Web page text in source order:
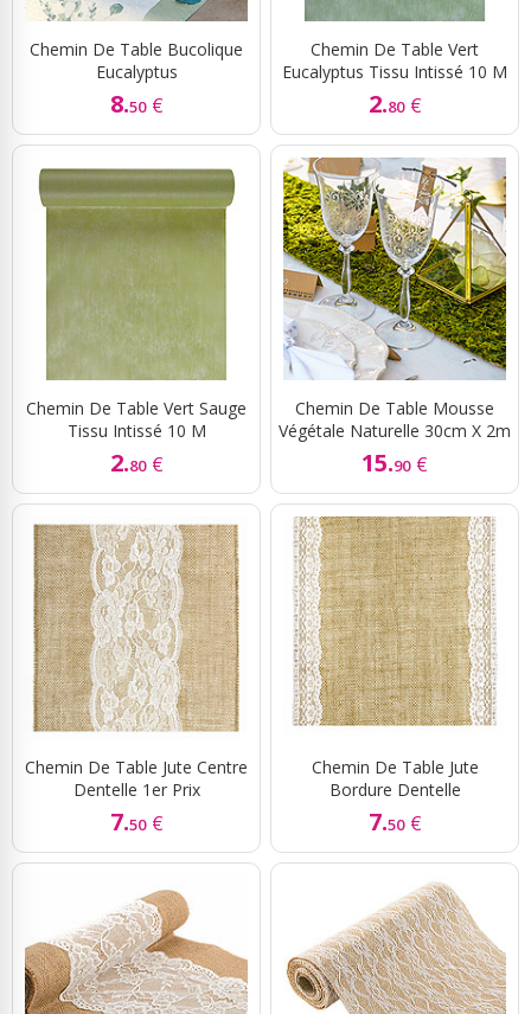
Chemin De Table Bucolique
Eucalyptus
8.50 €
Chemin De Table Vert
Eucalyptus Tissu Intissé 10 M
2.80 €
Chemin De Table Vert Sauge
Tissu Intissé 10 M
2.80 €
Chemin De Table Mousse
Végétale Naturelle 30cm X 2m
15.90 €
Chemin De Table Jute Centre
Dentelle 1er Prix
7.50 €
Chemin De Table Jute
Bordure Dentelle
7.50 €